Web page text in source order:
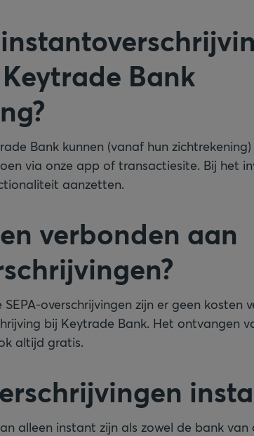
Bank
Bank kunnen (vanaf hun zichtrekening)
via onze app of transactiesite. Bij het
aanzetten.
verbonden aan
overschrijvingen zijn er geen kosten
bij Keytrade Bank. Het ontvangen
altijd gratis.
alleen instant zijn als zowel de bank